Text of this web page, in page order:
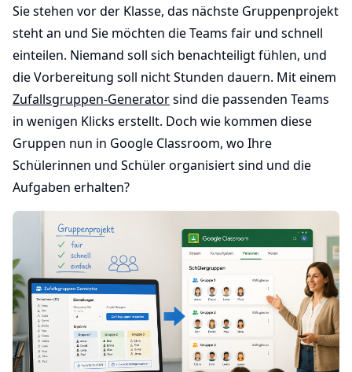
Sie stehen vor der Klasse, das nächste Gruppenprojekt
steht an und Sie möchten die Teams fair und schnell
einteilen. Niemand soll sich benachteiligt fühlen, und
die Vorbereitung soll nicht Stunden dauern. Mit einem
Zufallsgruppen-Generatorsind die passenden Teams
in wenigen Klicks erstellt. Doch wie kommen diese
Gruppen nun in Google Classroom, wo Ihre
Schülerinnen und Schüler organisiert sind und die
Aufgaben erhalten?